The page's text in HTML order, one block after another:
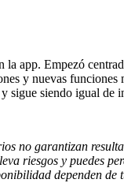
la app. Empezó
y nuevas funciones
y sigue siendo igual de
no garantizan
riesgos y puedes
dependen de